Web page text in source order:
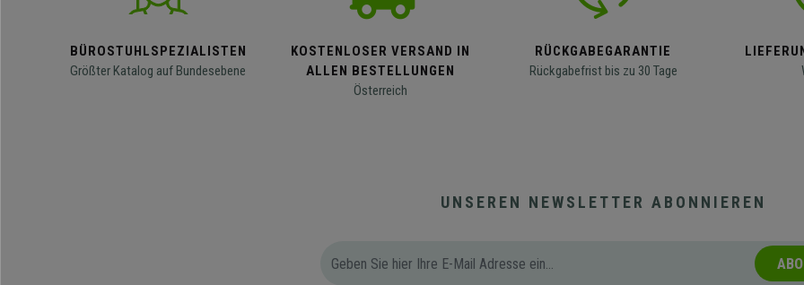
BÜROSTUHLSPEZIALISTEN
Größter Katalog auf Bundesebene
KOSTENLOSER VERSAND IN
ALLEN BESTELLUNGEN
Österreich
RÜCKGABEGARANTIE
Rückgabefrist bis zu 30 Tage
UNSEREN NEWSLETTER ABONNIEREN